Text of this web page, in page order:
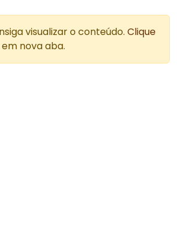
visualizar o conteúdo. Clique
nova aba.